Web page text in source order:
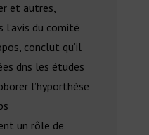
et autres,
l’avis du comité
conclut qu’il
dns les études
l’hyporthèse
un rôle de